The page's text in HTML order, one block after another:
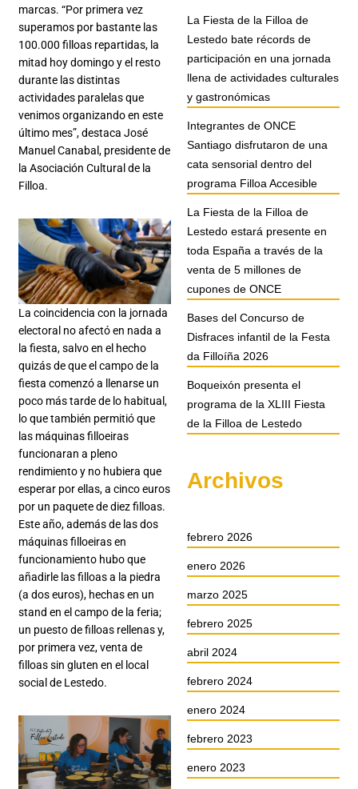
marcas. “Por primera vez
superamos por bastante las
100.000 filloas repartidas, la
mitad hoy domingo y el resto
durante las distintas
actividades paralelas que
venimos organizando en este
último mes”, destaca José
Manuel Canabal, presidente de
la Asociación Cultural de la
Filloa.
La coincidencia con la jornada
electoral no afectó en nada a
la fiesta, salvo en el hecho
quizás de que el campo de la
fiesta comenzó a llenarse un
poco más tarde de lo habitual,
lo que también permitió que
las máquinas filloeiras
funcionaran a pleno
rendimiento y no hubiera que
esperar por ellas, a cinco euros
por un paquete de diez filloas.
Este año, además de las dos
máquinas filloeiras en
funcionamiento hubo que
añadirle las filloas a la piedra
(a dos euros), hechas en un
stand en el campo de la feria;
un puesto de filloas rellenas y,
por primera vez, venta de
filloas sin gluten en el local
social de Lestedo.
La Fiesta de la Filloa de
Lestedo bate récords de
participación en una jornada
llena de actividades culturales
y gastronómicas
Integrantes de ONCE
Santiago disfrutaron de una
cata sensorial dentro del
programa Filloa Accesible
La Fiesta de la Filloa de
Lestedo estará presente en
toda España a través de la
venta de 5 millones de
cupones de ONCE
Bases del Concurso de
Disfraces infantil de la Festa
da Filloíña 2026
Boqueixón presenta el
programa de la XLIII Fiesta
de la Filloa de Lestedo
Archivos
febrero 2026
enero 2026
marzo 2025
febrero 2025
abril 2024
febrero 2024
enero 2024
febrero 2023
enero 2023